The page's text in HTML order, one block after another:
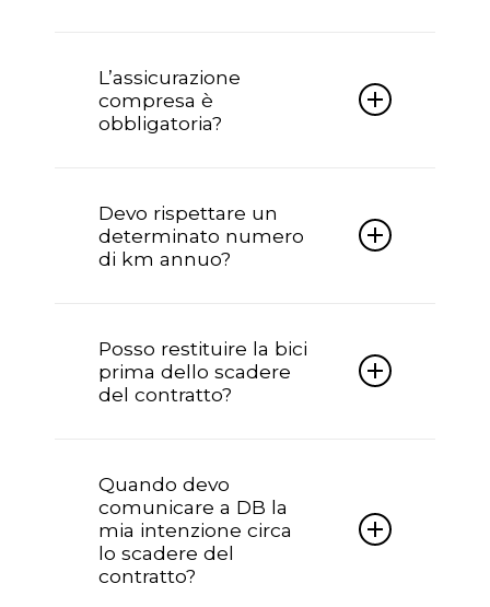
restituita in buone condizioni, con le
manutenzione programmate
eseguite insieme alla
documentazione e accessori originali.
L’assicurazione
compresa è
obbligatoria?
viene interamente omaggiata da
Doctorbike per tutta la durata del
contratto.
Devo rispettare un
determinato numero
di km annuo?
rispettare.
Posso restituire la bici
prima dello scadere
del contratto?
prima della scadenza per seri motivi,
tramite forma scritta; in questo caso si
chiederà alla finanziaria il riconteggio
dell’importo a saldo.
Quando devo
comunicare a DB la
mia intenzione circa
lo scadere del
contratto?